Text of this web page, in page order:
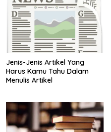
Jenis-Jenis Artikel Yang
Harus Kamu Tahu Dalam
Menulis Artikel